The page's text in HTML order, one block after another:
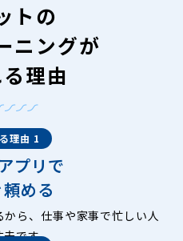
トの
ニングが
理由
理由 1
プリで
める
ら、仕事や家事で忙しい人
です。